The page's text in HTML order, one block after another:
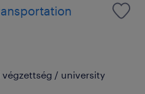
/ university